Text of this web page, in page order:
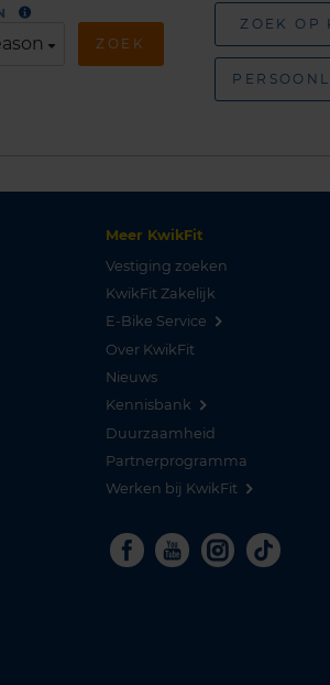
ZOEK
ZOEK OP
Meer KwikFit
Vestiging zoeken
KwikFit Zakelijk
E-Bike Service
Over KwikFit
Nieuws
Kennisbank
Duurzaamheid
Partnerprogramma
Werken bij KwikFit
Facebook
Youtube